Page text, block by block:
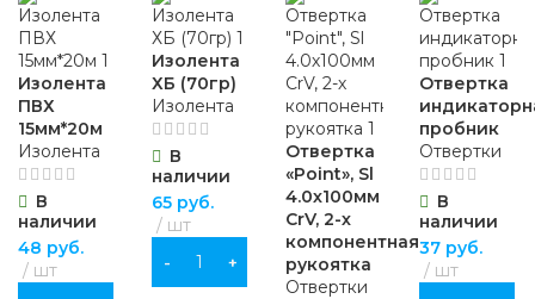
Изолента
ПВХ
15мм*20м
Изолента
В
наличии
48 руб.
шт
Изолента
ХБ (70гр)
Изолента
В
наличии
65 руб.
шт
Отвертка
«Point», Sl
4.0х100мм
CrV, 2-х
компонентная
рукоятка
Отвертки
Отвертка
пробник
Отвертки
В
наличии
37 руб.
шт